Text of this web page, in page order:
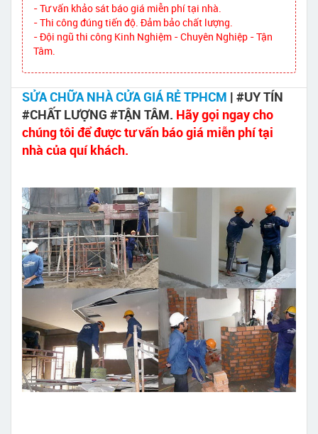
- Tư vấn khảo sát báo giá miễn phí tại nhà.
- Thi công đúng tiến độ. Đảm bảo chất lượng.
- Đội ngũ thi công Kinh Nghiệm - Chuyên Nghiệp - Tận
Tâm.
SỬA CHỮA NHÀ CỬA GIÁ RẺ TPHCM | #UY TÍN
#CHẤT LƯỢNG #TẬN TÂM. Hãy gọi ngay cho
chúng tôi để được tư vấn báo giá miễn phí tại
nhà của quí khách.